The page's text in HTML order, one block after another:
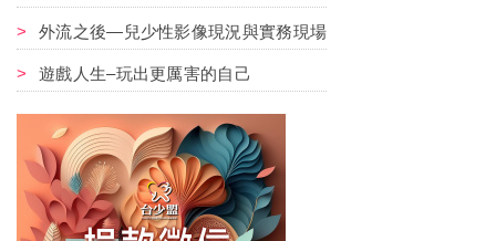
外流之後—兒少性影像現況與實務現場
遊戲人生–玩出更厲害的自己